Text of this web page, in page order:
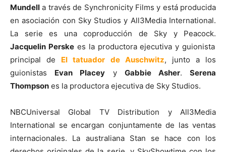
Mundell a través de Synchronicity Films y está producida
en asociación con Sky Studios y All3Media International.
La serie es una coproducción de Sky y Peacock.
Jacquelin Perskees la productora ejecutiva y guionista
principal de El tatuador de Auschwitz, junto a los
guionistas Evan Placey y Gabbie Asher.Serena
Thompson es la productora ejecutiva de Sky Studios.
NBCUniversal Global TV Distribution y All3Media
International se encargan conjuntamente de las ventas
internacionales. La australiana Stan se hace con los